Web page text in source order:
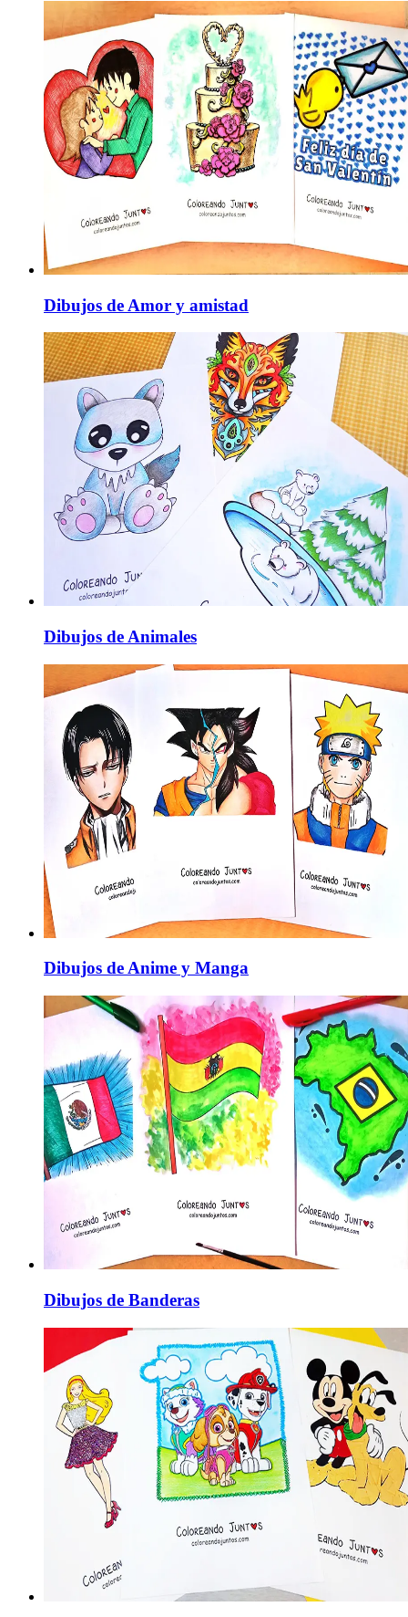
Dibujos de Amor y amistad
Dibujos de Animales
Dibujos de Anime y Manga
Dibujos de Banderas